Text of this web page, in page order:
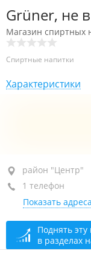
Grüner, не
Магазин спиртных
Спиртные напитки
Характеристики
район "Центр",
старый дворик
+7 (423) 250-50-75
сегодня закрыто
район "Центр"
1 телефон
Показать
Поднять
в разделах